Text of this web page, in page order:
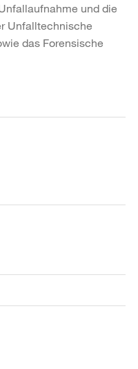
und die
Unfalltechnische
das Forensische